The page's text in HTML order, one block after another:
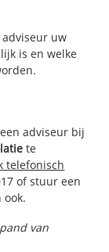
uw
is en welke
adviseur bij
te
telefonisch
of stuur een
ook.
van